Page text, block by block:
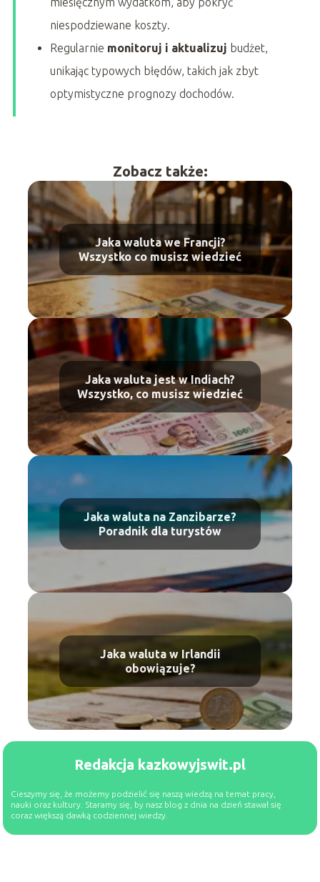
niespodziewane koszty.
Regularnie monitoruj i aktualizuj budżet,
unikając typowych błędów, takich jak zbyt
optymistyczne prognozy dochodów.
Zobacz także:
Jaka waluta we Francji?
Wszystko co musisz wiedzieć
Jaka waluta jest w Indiach?
Wszystko, co musisz wiedzieć
Jaka waluta na Zanzibarze?
Poradnik dla turystów
Jaka waluta w Irlandii
obowiązuje?
Redakcja kazkowyjswit.pl
Cieszymy się, że możemy podzielić się naszą wiedzą na temat pracy,
nauki oraz kultury. Staramy się, by nasz blog z dnia na dzień stawał się
coraz większą dawką codziennej wiedzy.